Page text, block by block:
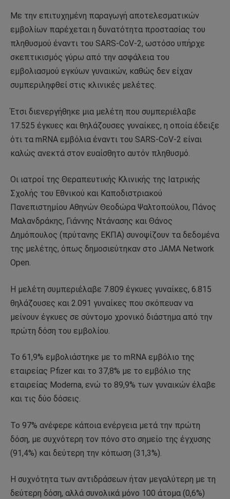
Με την επιτυχημένη παραγωγή αποτελεσματικών
εμβολίων παρέχεται η δυνατότητα προστασίας του
πληθυσμού έναντι του SARS-CoV-2, ωστόσο υπήρχε
σκεπτικισμός γύρω από την ασφάλεια του
εμβολιασμού εγκύων γυναικών, καθώς δεν είχαν
συμπεριληφθεί στις κλινικές μελέτες.
Έτσι διενεργήθηκε μια μελέτη που συμπεριέλαβε
17.525 έγκυες και θηλάζουσες γυναίκες, η οποία έδειξε
ότι τα mRNA εμβόλια έναντι του SARS-CoV-2 είναι
καλώς ανεκτά στον ευαίσθητο αυτόν πληθυσμό.
Οι ιατροί της Θεραπευτικής Κλινικής της Ιατρικής
Σχολής του Εθνικού και Καποδιστριακού
Πανεπιστημίου Αθηνών Θεοδώρα Ψαλτοπούλου, Πάνος
Μαλανδράκης, Γιάννης Ντάνασης και Θάνος
Δημόπουλος (πρύτανης ΕΚΠΑ) συνοψίζουν τα δεδομένα
της μελέτης, όπως δημοσιεύτηκαν στο JAMA Network
Open.
Η μελέτη συμπεριέλαβε 7.809 έγκυες γυναίκες, 6.815
θηλάζουσες και 2.091 γυναίκες που σκόπευαν να
μείνουν έγκυες σε σύντομο χρονικό διάστημα από την
πρώτη δόση του εμβολίου.
Το 61,9% εμβολιάστηκε με το mRNA εμβόλιο της
εταιρείας Pfizer και το 37,8% με το εμβόλιο της
εταιρείας Moderna, ενώ το 89,9% των γυναικών έλαβε
και τις δύο δόσεις.
Το 97% ανέφερε κάποια ενέργεια μετά την πρώτη
δόση, με συχνότερη τον πόνο στο σημείο της έγχυσης
(91,4%) και δεύτερη την κόπωση (31,3%).
Η συχνότητα των αντιδράσεων ήταν μεγαλύτερη με τη
δεύτερη δόση, αλλά συνολικά μόνο 100 άτομα (0,6%)